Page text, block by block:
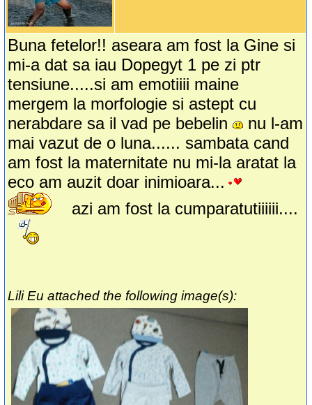
Buna fetelor!! aseara am fost la Gine si
mi-a dat sa iau Dopegyt 1 pe zi ptr
tensiune.....si am emotiiii maine
mergem la morfologie si astept cu
nerabdare sa il vad pe bebelin
nu l-am
mai vazut de o luna...... sambata cand
am fost la maternitate nu mi-la aratat la
eco am auzit doar inimioara...
azi am fost la cumparatutiiiiii....
Lili Eu attached the following image(s):